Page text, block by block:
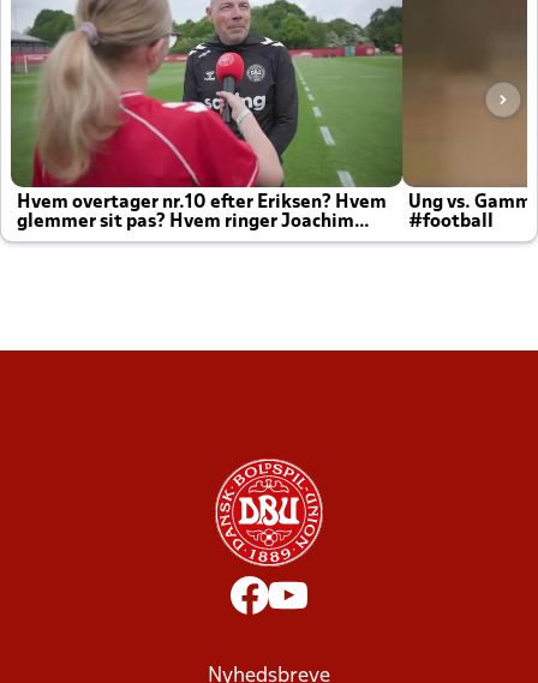
Hvem overtager nr.10 efter Eriksen? Hvem
glemmer sit pas? Hvem ringer Joachim
altid til efter kampe?
Ung vs.
#football
Nyhedsbreve